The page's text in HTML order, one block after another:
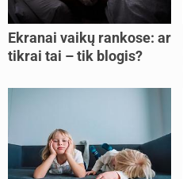
Ekranai vaikų rankose: ar
tikrai tai – tik blogis?